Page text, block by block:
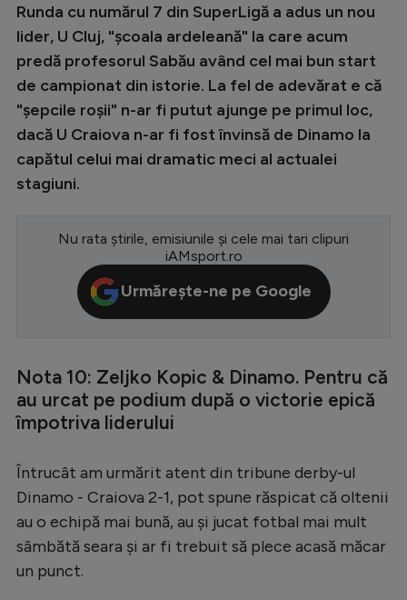
Conference League
CM 2026
Premier League
LaLiga
Campionate
Starurile fotbalului
EURO 2024
Clasamente
Tenis
Handbal
Natație
Runda cu numărul 7 din SuperLigă a adus un nou
lider, U Cluj, "școala ardeleană" la care acum
predă profesorul Sabău având cel mai bun start
de campionat din istorie. La fel de adevărat e că
"șepcile roșii" n-ar fi putut ajunge pe primul loc,
dacă U Craiova n-ar fi fost învinsă de Dinamo la
capătul celui mai dramatic meci al actualei
stagiuni.
Nu rata știrile, emisiunile și cele mai tari clipuri
iAMsport.ro
Urmărește-ne pe Google
Nota 10: Zeljko Kopic & Dinamo. Pentru că
au urcat pe podium după o victorie epică
împotriva liderului
Întrucât am urmărit atent din tribune derby-ul
Dinamo - Craiova 2-1, pot spune răspicat că oltenii
au o echipă mai bună, au și jucat fotbal mai mult
sâmbătă seara și ar fi trebuit să plece acasă măcar
un punct.